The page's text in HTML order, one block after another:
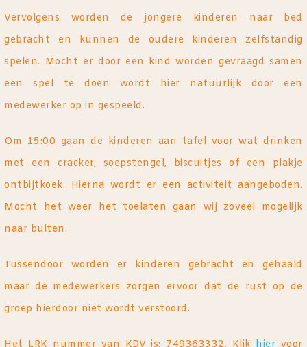
Vervolgens worden de jongere kinderen naar bed
gebracht en kunnen de oudere kinderen zelfstandig
spelen. Mocht er door een kind worden gevraagd samen
een spel te doen wordt hier natuurlijk door een
medewerker op in gespeeld.
Om 15:00 gaan de kinderen aan tafel voor wat drinken
met een cracker, soepstengel, biscuitjes of een plakje
ontbijtkoek. Hierna wordt er een activiteit aangeboden.
Mocht het weer het toelaten gaan wij zoveel mogelijk
naar buiten.
Tussendoor worden er kinderen gebracht en gehaald
maar de medewerkers zorgen ervoor dat de rust op de
groep hierdoor niet wordt verstoord.